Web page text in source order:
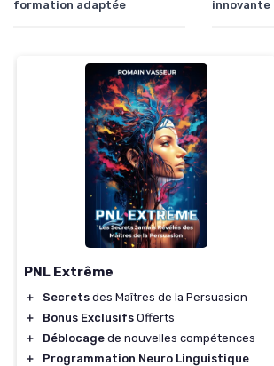
formation adaptée
innovante
PNL Extrême
＋ Secrets des Maîtres de la Persuasion
＋
Bonus Exclusifs Offerts
＋
Déblocage de nouvelles compétences
＋
Programmation Neuro Linguistique